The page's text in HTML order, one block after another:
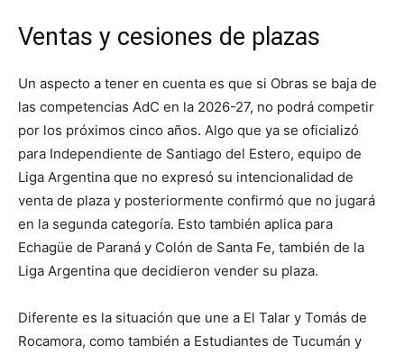
Ventas y cesiones de plazas
Un aspecto a tener en cuenta es que si Obras se baja de
las competencias AdC en la 2026-27, no podrá competir
por los próximos cinco años. Algo que ya se oficializó
para Independiente de Santiago del Estero, equipo de
Liga Argentina que no expresó su intencionalidad de
venta de plaza y posteriormente confirmó que no jugará
en la segunda categoría. Esto también aplica para
Echagüe de Paraná y Colón de Santa Fe, también de la
Liga Argentina que decidieron vender su plaza.
Diferente es la situación que une a El Talar y Tomás de
Rocamora, como también a Estudiantes de Tucumán y